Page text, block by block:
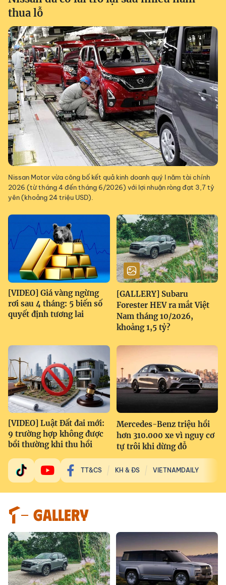
thua lỗ
Nissan Motor vừa công bố kết quả kinh doanh quý I năm tài chính
2026 (từ tháng 4 đến tháng 6/2026) với lợi nhuận ròng đạt 3,7 tỷ
yên (khoảng 24 triệu USD).
[VIDEO] Giá vàng ngừng
rơi sau 4 tháng: 5 biến số
quyết định tương lai
[GALLERY] Subaru
Forester HEV ra mắt Việt
Nam tháng 10/2026,
khoảng 1,5 tỷ?
[VIDEO] Luật Đất đai mới:
9 trường hợp không được
bồi thường khi thu hồi
Mercedes-Benz triệu hồi
hơn 310.000 xe vì nguy cơ
tự trôi khi dừng đỗ
TT&CS KH & ĐS VIETNAMDAILY
GALLERY